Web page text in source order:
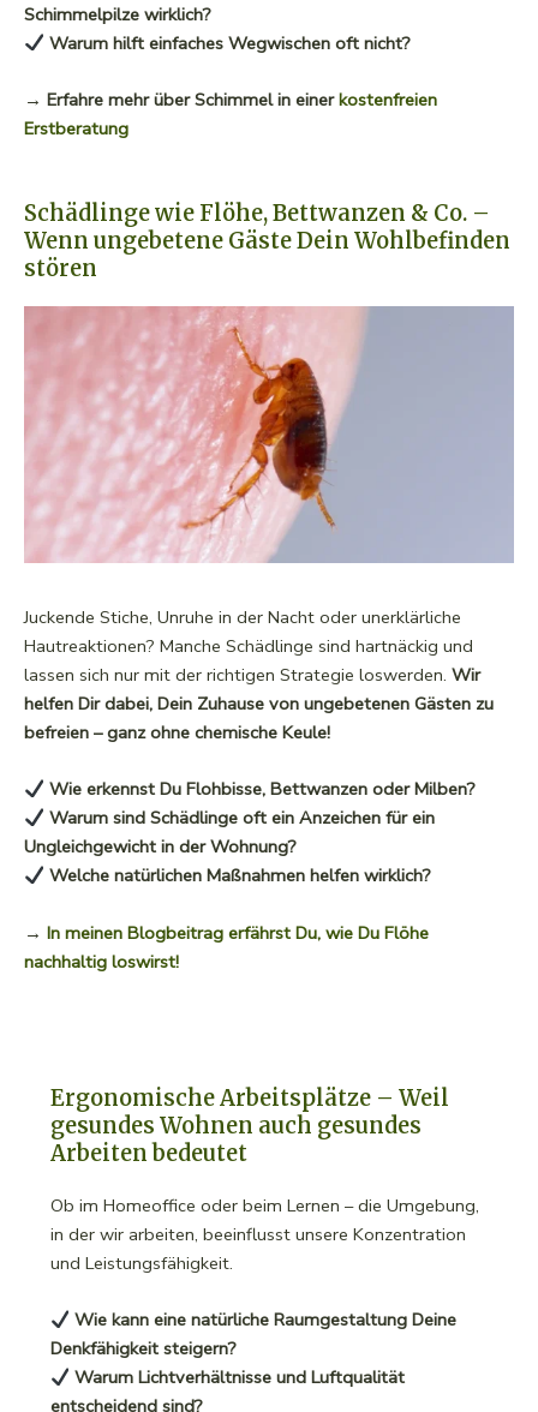
Schimmelpilze wirklich?
Warum hilft einfaches Wegwischen oft nicht?
→ Erfahre mehr über Schimmel in einerkostenfreien
Erstberatung
Schädlinge wie Flöhe, Bettwanzen & Co. –
Wenn ungebetene Gäste Dein Wohlbefinden
stören
Juckende Stiche, Unruhe in der Nacht oder unerklärliche
Hautreaktionen? Manche Schädlinge sind hartnäckig und
lassen sich nur mit der richtigen Strategie loswerden. Wir
helfen Dir dabei, Dein Zuhause von ungebetenen Gästen zu
befreien – ganz ohne chemische Keule!
Wie erkennst Du Flohbisse, Bettwanzen oder Milben?
Warum sind Schädlinge oft ein Anzeichen für ein
Ungleichgewicht in der Wohnung?
Welche natürlichen Maßnahmen helfen wirklich?
→ In meinen Blogbeitrag erfährst Du, wie Du Flöhe
nachhaltig loswirst!
Ergonomische Arbeitsplätze – Weil
gesundes Wohnen auch gesundes
Arbeiten bedeutet
Ob im Homeoffice oder beim Lernen – die Umgebung,
in der wir arbeiten, beeinflusst unsere Konzentration
und Leistungsfähigkeit.
Wie kann eine natürliche Raumgestaltung Deine
Denkfähigkeit steigern?
Warum Lichtverhältnisse und Luftqualität
entscheidend sind?